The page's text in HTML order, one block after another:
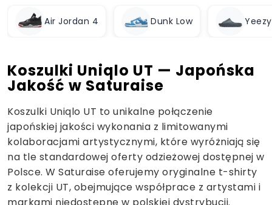
Air Jordan 4 Dunk Low
Koszulki Uniqlo UT — Japońska
Jakość w Saturaise
Koszulki Uniqlo UT to unikalne połączenie
japońskiej jakości wykonania z limitowanymi
kolaboracjami artystycznymi, które wyróżniają się
na tle standardowej oferty odzieżowej dostępnej w
Polsce. W Saturaise oferujemy oryginalne t-shirty
z kolekcji UT, obejmujące współprace z artystami i